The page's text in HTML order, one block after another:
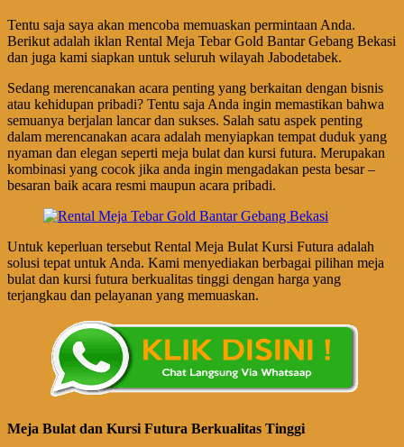
Tentu saja saya akan mencoba memuaskan permintaan Anda.
Berikut adalah iklan Rental Meja Tebar Gold Bantar Gebang Bekasi
dan juga kami siapkan untuk seluruh wilayah Jabodetabek.
Sedang merencanakan acara penting yang berkaitan dengan bisnis
atau kehidupan pribadi? Tentu saja Anda ingin memastikan bahwa
semuanya berjalan lancar dan sukses. Salah satu aspek penting
dalam merencanakan acara adalah menyiapkan tempat duduk yang
nyaman dan elegan seperti meja bulat dan kursi futura. Merupakan
kombinasi yang cocok jika anda ingin mengadakan pesta besar –
besaran baik acara resmi maupun acara pribadi.
Untuk keperluan tersebut Rental Meja Bulat Kursi Futura adalah
solusi tepat untuk Anda. Kami menyediakan berbagai pilihan meja
bulat dan kursi futura berkualitas tinggi dengan harga yang
terjangkau dan pelayanan yang memuaskan.
Meja Bulat dan Kursi Futura Berkualitas Tinggi